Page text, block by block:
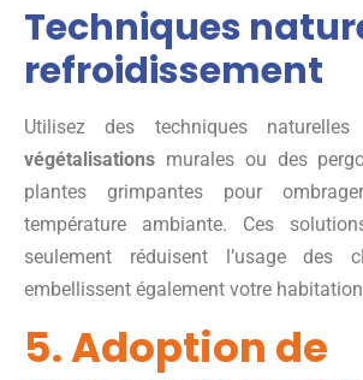
Techniques
refroidissement
Utilisez des techniques
végétalisations murales ou des
plantes grimpantes pour
température ambiante. Ces
seulement réduisent l’usage des
embellissent également votre
5. Adoption de